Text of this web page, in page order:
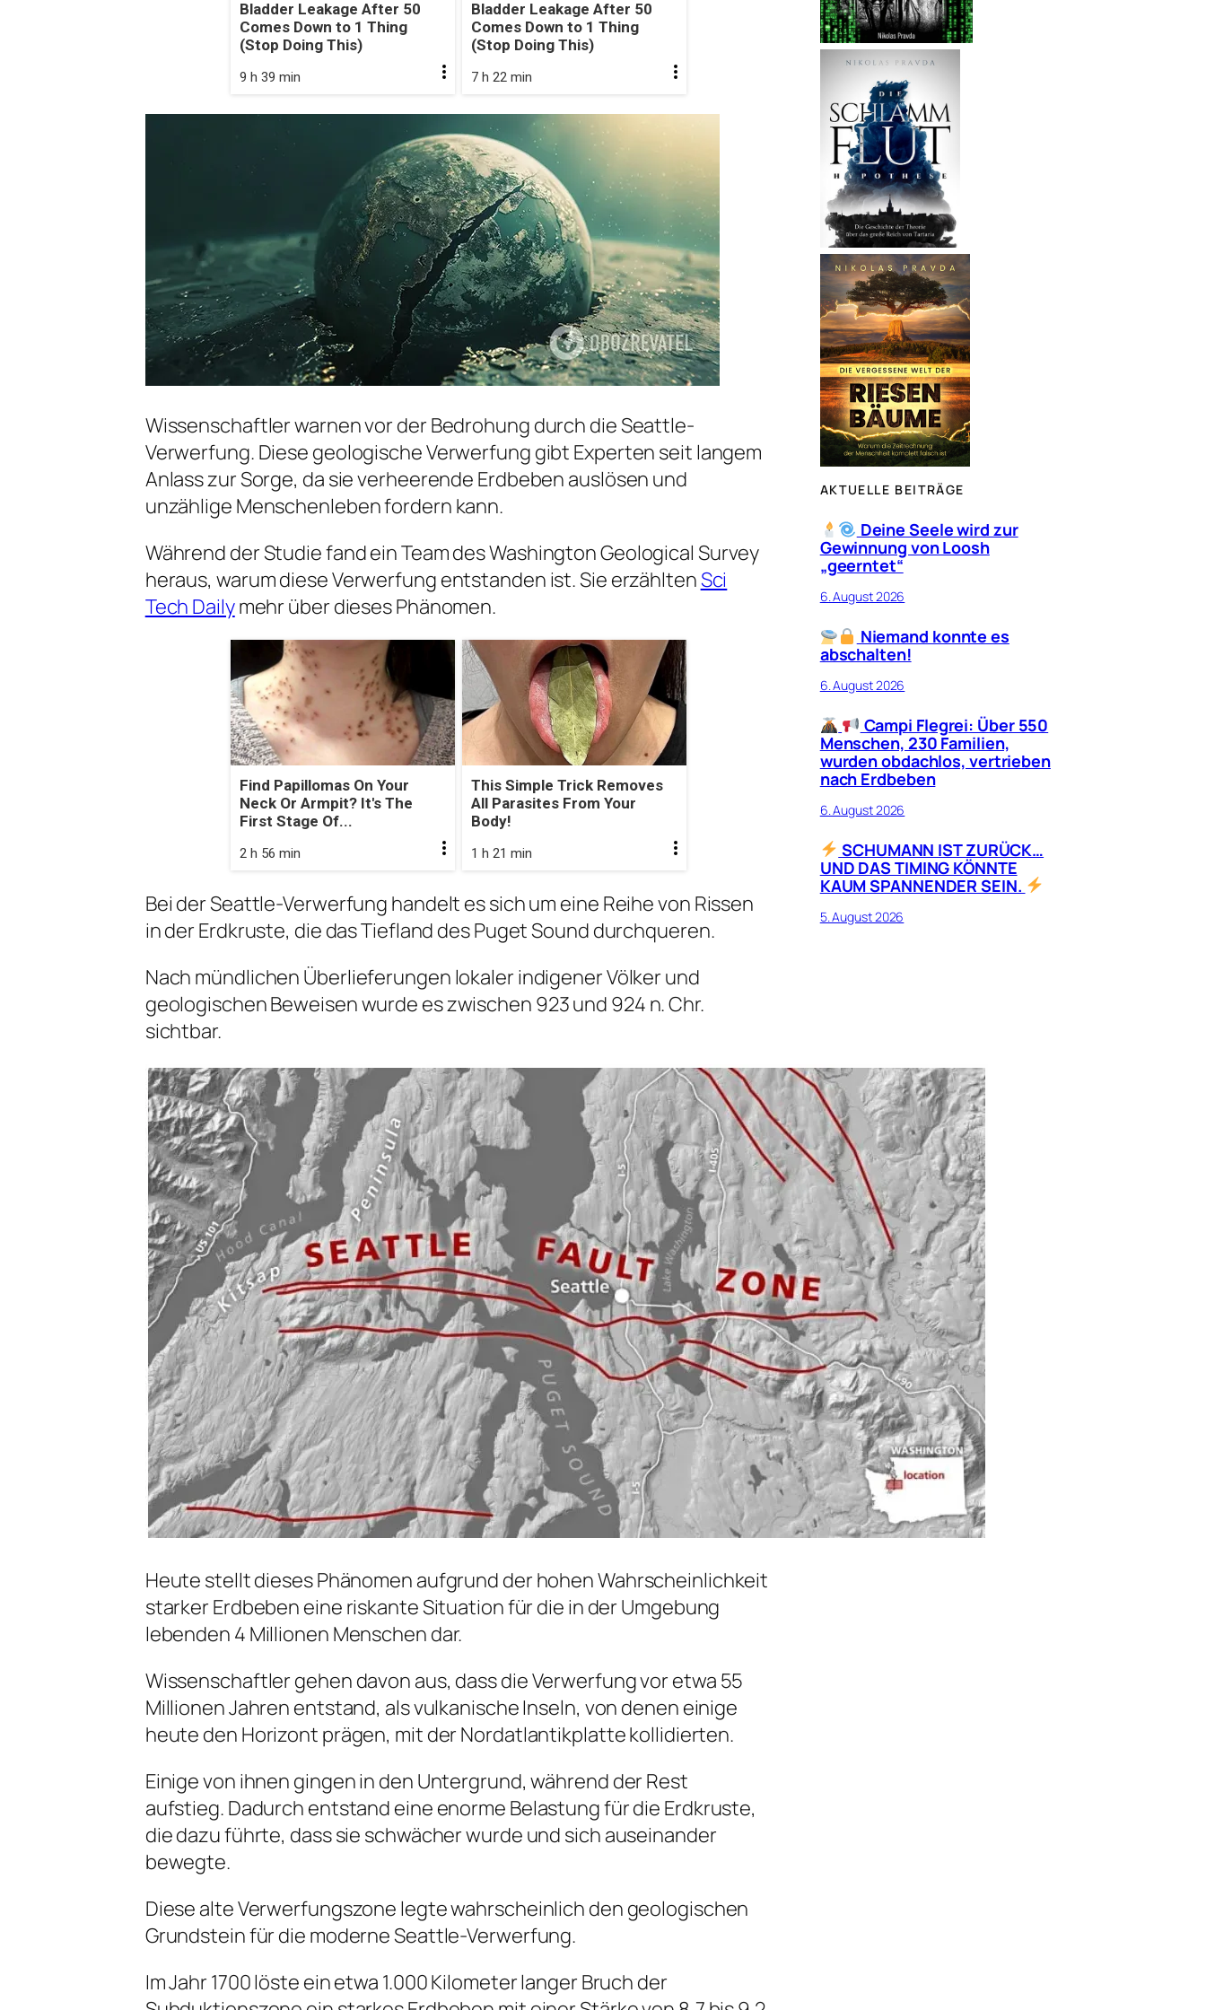
Bladder Leakage After 50
Comes Down to 1 Thing
(Stop Doing This)
9 h 39 min
Bladder Leakage After 50
Comes Down to 1 Thing
(Stop Doing This)
7 h 22 min
Wissenschaftler warnen vor der Bedrohung durch die Seattle-
Verwerfung. Diese geologische Verwerfung gibt Experten seit langem
Anlass zur Sorge, da sie verheerende Erdbeben auslösen und
unzählige Menschenleben fordern kann.
Während der Studie fand ein Team des Washington Geological Survey
heraus, warum diese Verwerfung entstanden ist. Sie erzähltenSci
Tech Dailymehr über dieses Phänomen.
Find Papillomas On Your
Neck Or Armpit? It's The
First Stage Of...
2 h 56 min
This Simple Trick Removes
All Parasites From Your
Body!
1 h 21 min
Bei der Seattle-Verwerfung handelt es sich um eine Reihe von Rissen
in der Erdkruste, die das Tiefland des Puget Sound durchqueren.
Nach mündlichen Überlieferungen lokaler indigener Völker und
geologischen Beweisen wurde es zwischen 923 und 924 n. Chr.
sichtbar.
Heute stellt dieses Phänomen aufgrund der hohen Wahrscheinlichkeit
starker Erdbeben eine riskante Situation für die in der Umgebung
lebenden 4 Millionen Menschen dar.
Wissenschaftler gehen davon aus, dass die Verwerfung vor etwa 55
Millionen Jahren entstand, als vulkanische Inseln, von denen einige
heute den Horizont prägen, mit der Nordatlantikplatte kollidierten.
Einige von ihnen gingen in den Untergrund, während der Rest
aufstieg. Dadurch entstand eine enorme Belastung für die Erdkruste,
die dazu führte, dass sie schwächer wurde und sich auseinander
bewegte.
Diese alte Verwerfungszone legte wahrscheinlich den geologischen
Grundstein für die moderne Seattle-Verwerfung.
Im Jahr 1700 löste ein etwa 1.000 Kilometer langer Bruch der
AKTUELLE BEITRÄGE
Deine Seele wird zur
Gewinnung von Loosh
„geerntet“
6. August 2026
Niemand konnte es
abschalten!
6. August 2026
Campi Flegrei: Über 550
Menschen, 230 Familien,
wurden obdachlos, vertrieben
nach Erdbeben
6. August 2026
SCHUMANN IST ZURÜCK…
UND DAS TIMING KÖNNTE
KAUM SPANNENDER SEIN.
5. August 2026